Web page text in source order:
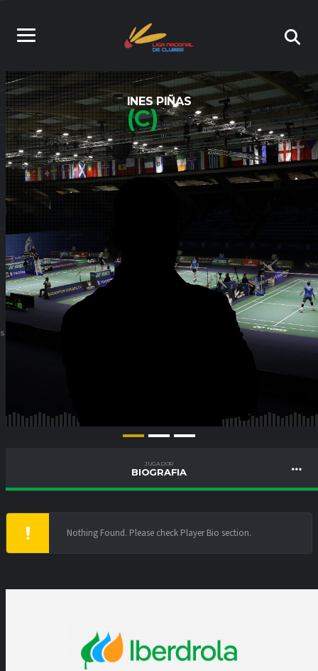
INES PIÑAS
(C)
JUGADOR
BIOGRAFIA
Nothing Found. Please check Player Bio section.